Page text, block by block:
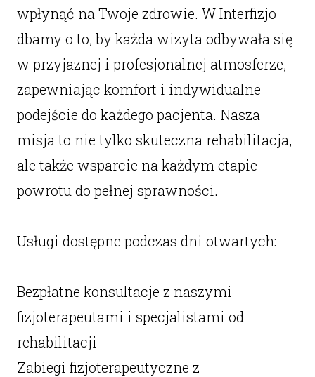
wpłynąć na Twoje zdrowie. W Interfizjo
dbamy o to, by każda wizyta odbywała się
w przyjaznej i profesjonalnej atmosferze,
zapewniając komfort i indywidualne
podejście do każdego pacjenta. Nasza
misja to nie tylko skuteczna rehabilitacja,
ale także wsparcie na każdym etapie
powrotu do pełnej sprawności.
Usługi dostępne podczas dni otwartych:
Bezpłatne konsultacje z naszymi
fizjoterapeutami i specjalistami od
rehabilitacji
Zabiegi fizjoterapeutyczne z